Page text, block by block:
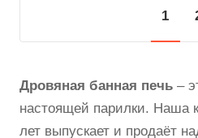
1
Дровяная банная печь –
настоящей парилки. Наша
лет выпускает и продаёт